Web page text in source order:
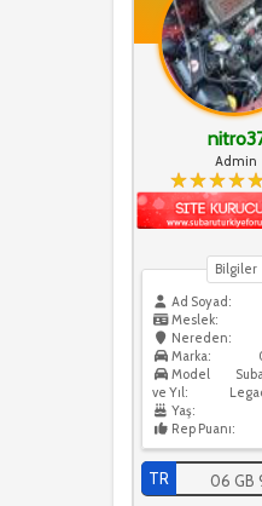
Admin
Bilgiler
Ad Soyad:
Meslek:
Nereden:
Marka:
Model
ve Yıl:
Yaş:
Rep Puanı:
TR 06 GB